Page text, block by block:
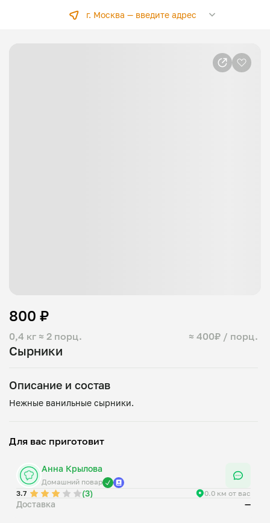
г. Москва —введите адрес
Сырники
0,4 кг ≈ 2 порц. ≈ 400₽ / порц.
800 ₽
Описание и состав
Для вас приготовит
Анна Крылова
Домашний повар
3.7
(3) 0.0 км от вас
Доставка —